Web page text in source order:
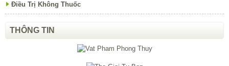
Điều Trị Không Thuốc
THÔNG TIN